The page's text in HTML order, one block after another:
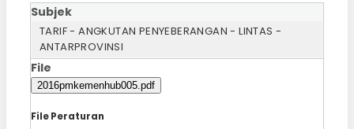
Subjek
TARIF - ANGKUTAN PENYEBERANGAN - LINTAS -
ANTARPROVINSI
File
2016pmkemenhub005.pdf
File Peraturan